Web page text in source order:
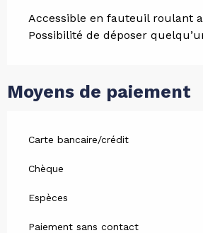
Accessible en fauteuil roulant
Possibilité de déposer
Moyens de paiement
Carte bancaire/crédit
Chèque
Espèces
Paiement sans contact